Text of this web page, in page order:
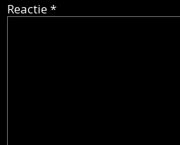
Reactie*